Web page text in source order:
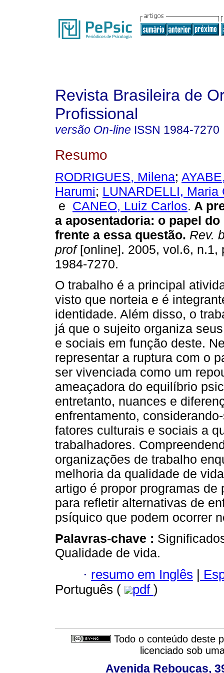
Revista Brasileira de
Profissional
versão On-line ISSN 1984-7270
Resumo
RODRIGUES, Milena;
Harumi; LUNARDELLI, Maria
e CANEO, Luiz Carlos. A
a aposentadoria: o papel
frente a essa questão. Rev.
prof[online]. 2005, vol.6, n.1,
1984-7270.
O trabalho é a principal
visto que norteia e é
identidade. Além disso, o
já que o sujeito organiza
e sociais em função deste.
representar a ruptura com o
ser vivenciada como um
ameaçadora do equilíbrio
entretanto, nuances e
enfrentamento,
fatores culturais e sociais a
trabalhadores.
organizações de trabalho
melhoria da qualidade de
artigo é propor programas
para refletir alternativas de
psíquico que podem ocorrer
Palavras-chave :
Qualidade de vida.
· resumo em Inglês |
Português (
pdf )
Todo o conteúdo deste
licenciado sob
Avenida Rebouças,